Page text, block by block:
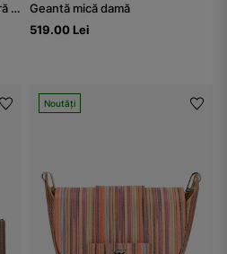
Geantă damă matlasată neagră RELAKS
Geantă mică damă
519.00 Lei
Noutăți